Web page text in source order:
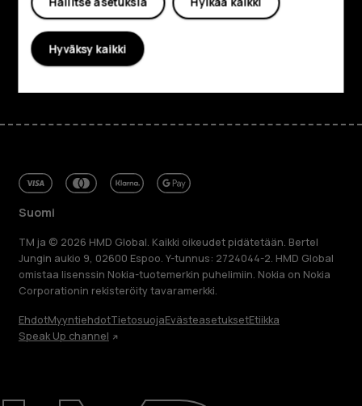
Korjaa, käytä uudelleen, kierrätä
Tuki
FacebookInstagram
TiktokYoutube
Suomi
TM ja © 2026 HMD Global. Kaikki oikeudet pidätetään. Bertel
Jungin aukio 9, 02600 Espoo. Y-tunnus: 2724044-2. HMD Global
omistaa lisenssin Nokia-tuotemerkin puhelimiin. Nokia on Nokia
Corporationin rekisteröity tavaramerkki.
EhdotMyyntiehdotTietosuojaEvästeasetuksetEtiikka
Speak Up channel
Hyväksy kaikki